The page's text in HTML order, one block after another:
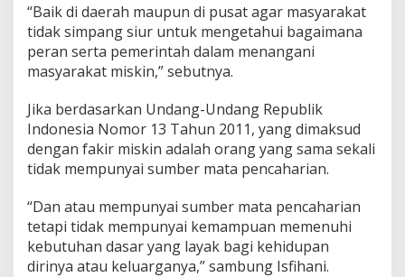
“Baik di daerah maupun di pusat agar masyarakat
tidak simpang siur untuk mengetahui bagaimana
peran serta pemerintah dalam menangani
masyarakat miskin,” sebutnya.
Jika berdasarkan Undang-Undang Republik
Indonesia Nomor 13 Tahun 2011, yang dimaksud
dengan fakir miskin adalah orang yang sama sekali
tidak mempunyai sumber mata pencaharian.
“Dan atau mempunyai sumber mata pencaharian
tetapi tidak mempunyai kemampuan memenuhi
kebutuhan dasar yang layak bagi kehidupan
dirinya atau keluarganya,” sambung Isfihani.